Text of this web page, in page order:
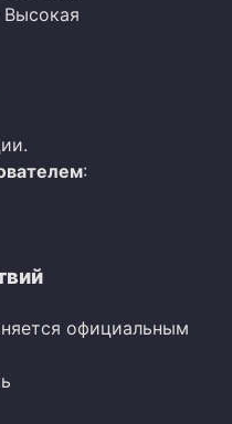
Высокая
:
официальным